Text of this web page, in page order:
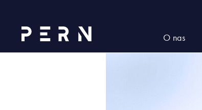
O nas